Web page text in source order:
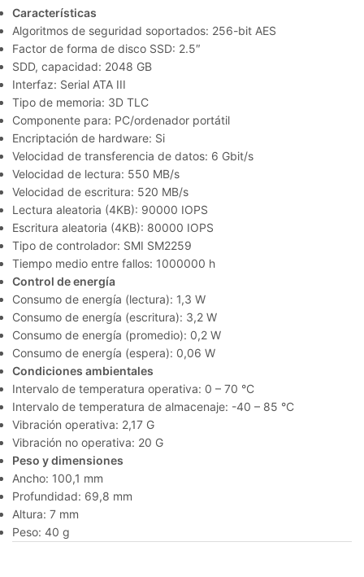
Características
Algoritmos de seguridad soportados: 256-bit AES
Factor de forma de disco SSD: 2.5″
SDD, capacidad: 2048 GB
Interfaz: Serial ATA III
Tipo de memoria: 3D TLC
Componente para: PC/ordenador portátil
Encriptación de hardware: Si
Velocidad de transferencia de datos: 6 Gbit/s
Velocidad de lectura: 550 MB/s
Velocidad de escritura: 520 MB/s
Lectura aleatoria (4KB): 90000 IOPS
Escritura aleatoria (4KB): 80000 IOPS
Tipo de controlador: SMI SM2259
Tiempo medio entre fallos: 1000000 h
Control de energía
Consumo de energía (lectura): 1,3 W
Consumo de energía (escritura): 3,2 W
Consumo de energía (promedio): 0,2 W
Consumo de energía (espera): 0,06 W
Condiciones ambientales
Intervalo de temperatura operativa: 0 – 70 °C
Intervalo de temperatura de almacenaje: -40 – 85 °C
Vibración operativa: 2,17 G
Vibración no operativa: 20 G
Peso y dimensiones
Ancho: 100,1 mm
Profundidad: 69,8 mm
Altura: 7 mm
Peso: 40 g